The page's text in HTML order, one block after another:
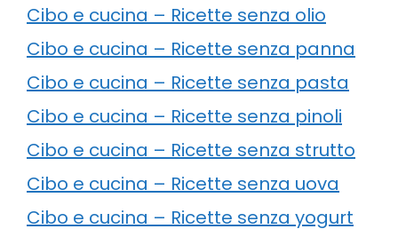
Cibo e cucina – Ricette senza olio
Cibo e cucina – Ricette senza panna
Cibo e cucina – Ricette senza pasta
Cibo e cucina – Ricette senza pinoli
Cibo e cucina – Ricette senza strutto
Cibo e cucina – Ricette senza uova
Cibo e cucina – Ricette senza yogurt